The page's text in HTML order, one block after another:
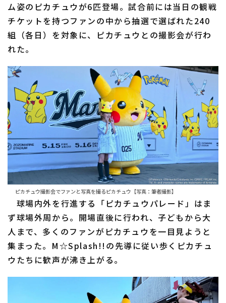
福岡ソフトバンクホークス
利用規約 プライバシーポリシー
（別ウィンドウで開く） よくある質問
特定商取引法の表示 アルバイト募集（別ウィンドウで開く
ム姿のピカチュウが6匹登場。試合前には当日の観戦
チケットを持つファンの中から抽選で選ばれた240
組（各日）を対象に、ピカチュウとの撮影会が行わ
れた。
ピカチュウ撮影会でファンと写真を撮るピカチュウ【写真：筆者撮影】
球場内外を行進する「ピカチュウパレード」はま
ず球場外周から。開場直後に行われ、子どもから大
人まで、多くのファンがピカチュウを一目見ようと
集まった。M☆Splash!!の先導に従い歩くピカチュ
ウたちに歓声が沸き上がる。